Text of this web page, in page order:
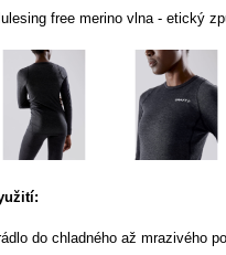
free merino vlna - etický
do chladného až mrazivého